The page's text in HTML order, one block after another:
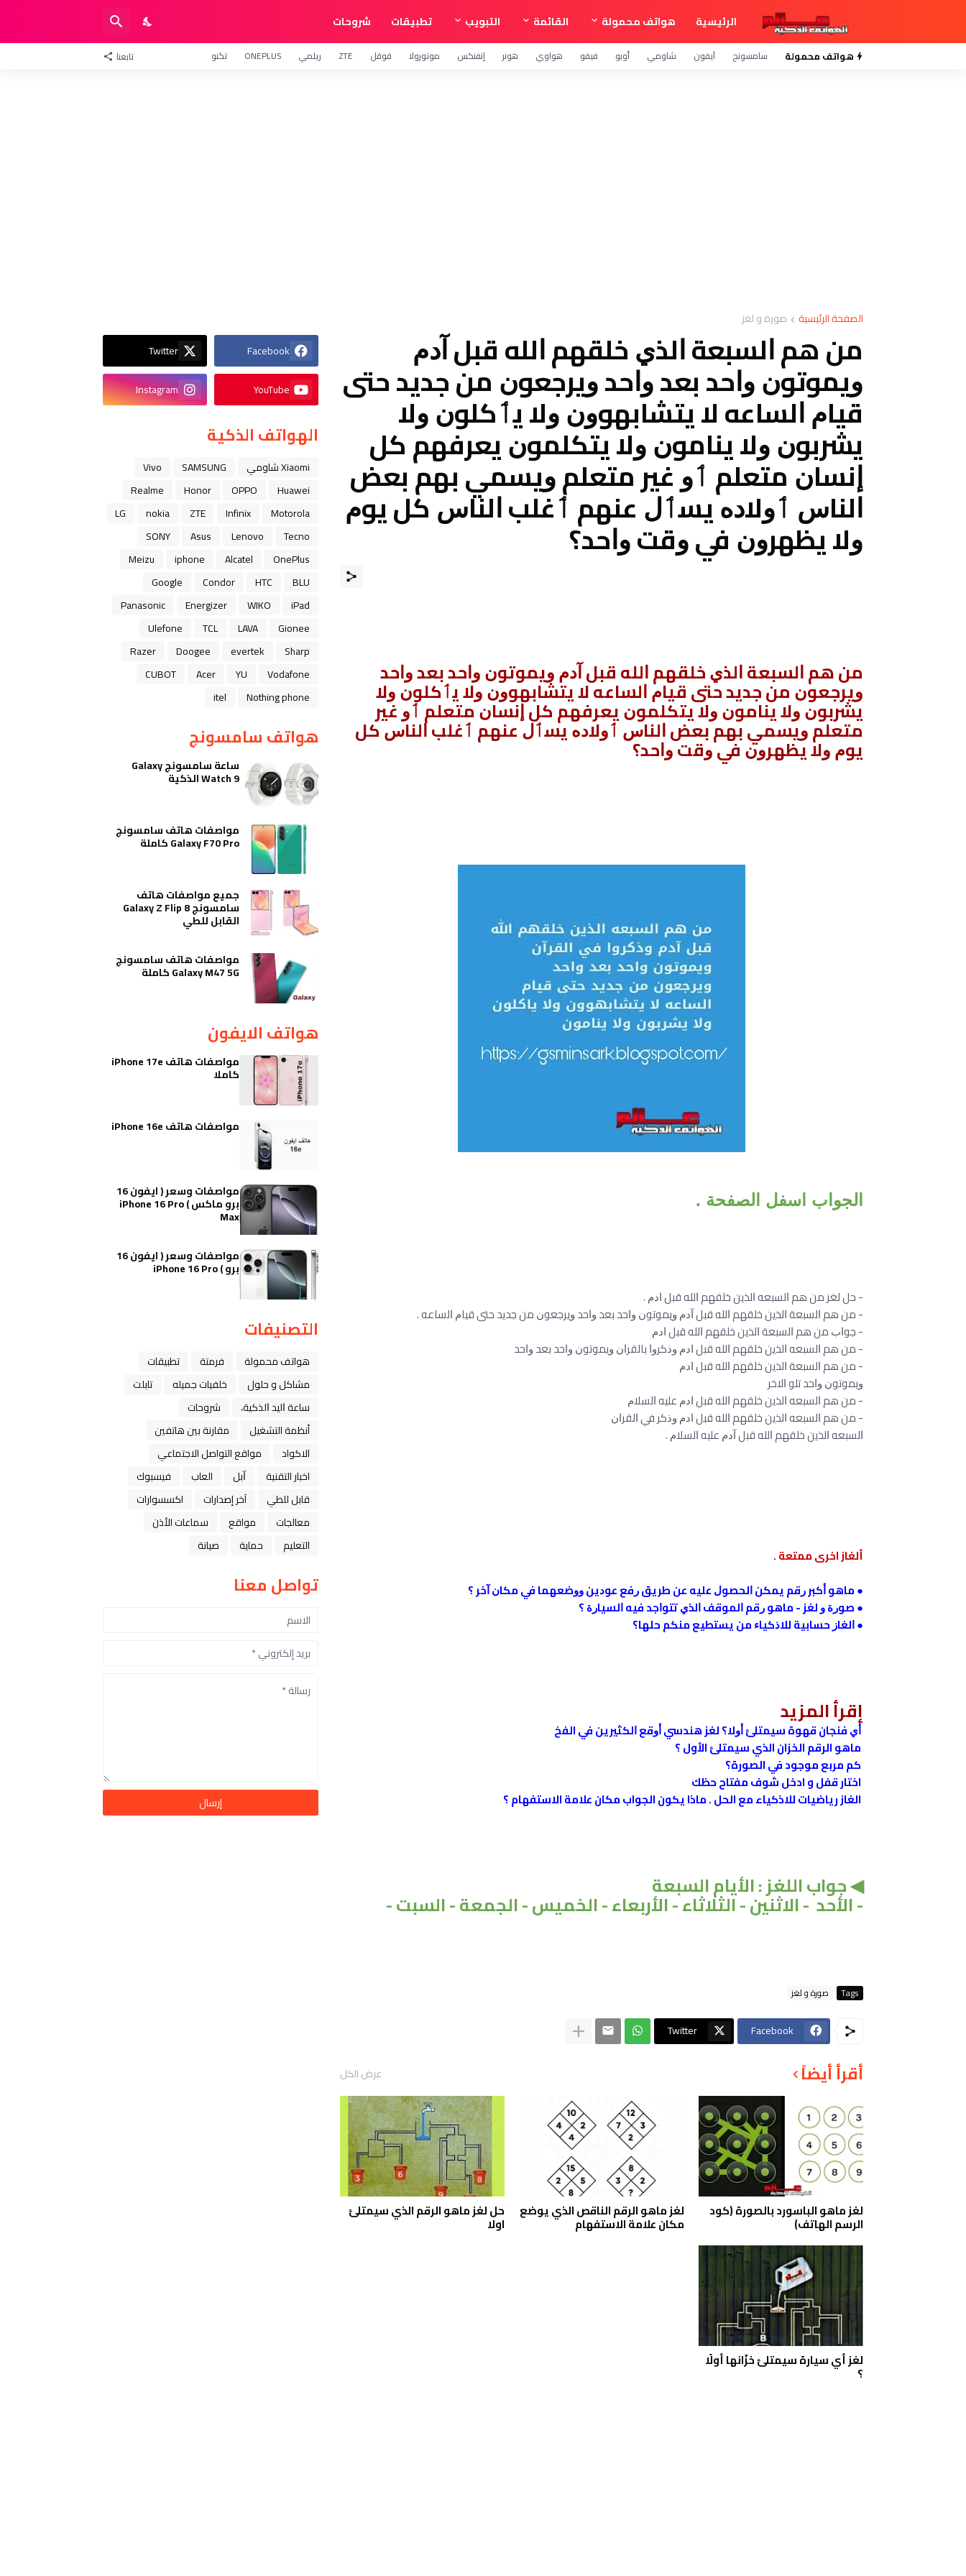
الرئيسية هواتف محمولة القائمة التبويب تطبيقات شروحات
هواتف محمولة سامسونج آيفون شاومي أوبو فيفو هواوي هونر إنفنكس موتورولا قوقل ZTE ريلمي ONEPLUS تكنو تابعنا
الصفحة الرئيسية صورة و لغز
ﻣﻦ ﻫﻢ ﺍﻟﺴﺒﻌﺔ ﺍﻟﺬﻱ ﺧﻠﻘﻬﻢ ﺍﻟﻠﻪ ﻗﺒﻞ ﺁﺩﻡ
ﻭﻳﻤﻮﺗﻮﻥ ﻭﺍﺣﺪ ﺑﻌﺪ ﻭﺍﺣﺪ ﻭﻳﺮﺟﻌﻮﻥ ﻣﻦ ﺟﺪﻳﺪ ﺣﺘﻰ
ﻗﻴﺎﻡ ﺍﻟﺴﺎﻋﻪ ﻻ ﻳﺘﺸﺎﺑﻬﻮﻭﻥ ﻭﻻ ﻳٲﻛﻠﻮﻥ ﻭﻻ
ﻳﺸﺮﺑﻮﻥ ﻭﻻ ﻳﻨﺎﻣﻮﻥ ﻭﻻ ﻳﺘﻜﻠﻤﻮﻥ ﻳﻌﺮﻓﻬﻢ ﻛﻞ
ﺇﻧﺴﺎﻥ ﻣﺘﻌﻠﻢ ٲﻭ ﻏﻴﺮ ﻣﺘﻌﻠﻢ ﻭﻳﺴﻤﻲ ﺑﻬﻢ ﺑﻌﺾ
ﺍﻟﻨﺎﺱ ٲﻭﻻﺩﻩ ﻳﺴٲﻝ ﻋﻨﻬﻢ ٲﻏﻠﺐ ﺍﻟﻨﺎﺱ ﻛﻞ ﻳﻮﻡ
ﻭﻻ ﻳﻈﻬﺮﻭﻥ ﻓﻲ ﻭﻗﺖ ﻭﺍﺣﺪ؟
ﻣﻦ ﻫﻢ ﺍﻟﺴﺒﻌﺔ ﺍﻟﺬﻱ ﺧﻠﻘﻬﻢ ﺍﻟﻠﻪ ﻗﺒﻞ ﺁﺩﻡ ﻭﻳﻤﻮﺗﻮﻥ ﻭﺍﺣﺪ ﺑﻌﺪ ﻭﺍﺣﺪ
ﻭﻳﺮﺟﻌﻮﻥ ﻣﻦ ﺟﺪﻳﺪ ﺣﺘﻰ ﻗﻴﺎﻡ ﺍﻟﺴﺎﻋﻪ ﻻ ﻳﺘﺸﺎﺑﻬﻮﻭﻥ ﻭﻻ ﻳٲﻛﻠﻮﻥ ﻭﻻ
ﻳﺸﺮﺑﻮﻥ ﻭﻻ ﻳﻨﺎﻣﻮﻥ ﻭﻻ ﻳﺘﻜﻠﻤﻮﻥ ﻳﻌﺮﻓﻬﻢ ﻛﻞ ﺇﻧﺴﺎﻥ ﻣﺘﻌﻠﻢ ٲﻭ ﻏﻴﺮ
ﻣﺘﻌﻠﻢ ﻭﻳﺴﻤﻲ ﺑﻬﻢ ﺑﻌﺾ ﺍﻟﻨﺎﺱ ٲﻭﻻﺩﻩ ﻳﺴٲﻝ ﻋﻨﻬﻢ ٲﻏﻠﺐ ﺍﻟﻨﺎﺱ ﻛﻞ
ﻳﻮﻡ ﻭﻻ ﻳﻈﻬﺮﻭﻥ ﻓﻲ ﻭﻗﺖ ﻭﺍﺣﺪ؟
الجواب اسفل الصفحة .
- ﺣﻞ ﻟﻐﺰ ﻣﻦ ﻫﻢ ﺍﻟﺴﺒﻌﻪ ﺍﻟﺬﻳﻦ ﺧﻠﻘﻬﻢ ﺍﻟﻠﻪ ﻗﺒﻞ ﺍﺩﻡ .
- ﻣﻦ ﻫﻢ ﺍﻟﺴﺒﻌﺔ ﺍﻟﺬﻳﻦ ﺧﻠﻘﻬﻢ ﺍﻟﻠﻪ ﻗﺒﻞ ﺁﺩﻡ ﻭﻳﻤﻮﺗﻮﻥ ﻭﺍﺣﺪ ﺑﻌﺪ ﻭﺍﺣﺪ ﻭﻳﺮﺟﻌﻮﻥ ﻣﻦ ﺟﺪﻳﺪ ﺣﺘﻰ ﻗﻴﺎﻡ ﺍﻟﺴﺎﻋﻪ .
- ﺟﻮﺍﺏ ﻣﻦ ﻫﻢ ﺍﻟﺴﺒﻌﺔ ﺍﻟﺬﻳﻦ ﺧﻠﻘﻬﻢ ﺍﻟﻠﻪ ﻗﺒﻞ ﺍﺩﻡ
- ﻣﻦ ﻫﻢ ﺍﻟﺴﺒﻌﻪ ﺍﻟﺬﻳﻦ ﺧﻠﻘﻬﻢ ﺍﻟﻠﻪ ﻗﺒﻞ ﺍﺩﻡ ﻭﺫﻛﺮﻭﺍ ﺑﺎﻟﻘﺮﺍﻥ ﻭﻳﻤﻮﺗﻮﻥ ﻭﺍﺣﺪ ﺑﻌﺪ ﻭﺍﺣﺪ
- ﻣﻦ ﻫﻢ ﺍﻟﺴﺒﻌﺔ ﺍﻟﺬﻳﻦ ﺧﻠﻘﻬﻢ ﺍﻟﻠﻪ ﻗﺒﻞ ﺍﺩﻡ
ﻭﻳﻤﻮﺗﻮﻥ ﻭﺍﺣﺪ ﺗﻠﻮ ﺍﻻﺧﺮ
- ﻣﻦ ﻫﻢ ﺍﻟﺴﺒﻌﻪ ﺍﻟﺬﻳﻦ ﺧﻠﻘﻬﻢ ﺍﻟﻠﻪ ﻗﺒﻞ ﺍﺩﻡ ﻋﻠﻴﻪ ﺍﻟﺴﻼﻡ
- ﻣﻦ ﻫﻢ ﺍﻟﺴﺒﻌﻪ ﺍﻟﺬﻳﻦ ﺧﻠﻘﻬﻢ ﺍﻟﻠﻪ ﻗﺒﻞ ﺍﺩﻡ ﻭﺫﻛﺮ ﻓﻲ ﺍﻟﻘﺮﺍﻥ
ﺍﻟﺴﺒﻌﻪ ﺍﻟﺬﻳﻦ ﺧﻠﻘﻬﻢ ﺍﻟﻠﻪ ﻗﺒﻞ ﺁﺩﻡ ﻋﻠﻴﻪ ﺍﻟﺴﻼﻡ .
ألغاز اخرى ممتعة .
●ﻣﺎﻫﻮ ﺃﻛﺒﺮ ﺭﻗﻢ ﻳﻤﻜﻦ ﺍﻟﺤﺼﻮﻝ ﻋﻠﻴﻪ ﻋﻦ ﻃﺮﻳﻖ ﺭﻓﻊ ﻋﻮﺩﻳﻦ ﻭﻭﺿﻌﻬﻤﺎ ﻓﻲ ﻣﻜﺎﻥ ﺁﺧﺮ ؟
●ﺻﻮﺭﺓ ﻭ ﻟﻐﺰ - ﻣﺎﻫﻮ ﺭﻗﻢ ﺍﻟﻤﻮﻗﻒ ﺍﻟﺬﻱ ﺗﺘﻮﺍﺟﺪ ﻓﻴﻪ ﺍﻟﺴﻴﺎﺭﺓ ؟
●ﺍﻟﻐﺎﺯ ﺣﺴﺎﺑﻴﺔ ﻟﻼﺫﻛﻴﺎﺀ ﻣﻦ ﻳﺴﺘﻄﻴﻊ ﻣﻨﻜﻢ ﺣﻠﻬﺎ؟
إقرأ المزيد
ﺃﻱ فنجان قهوة ﺳﻴﻤﺘﻠﺊ ﺃﻭﻻ؟ ﻟﻐﺰ ﻫﻨﺪﺳﻲ ﺃﻭﻗﻊ ﺍﻟﻜﺜﻴﺮﻳﻦ ﻓﻲ الفخ
ماهو الرقم الخزان الذي سيمتلئ الأول ؟
كم مربع موجود في الصورة؟
اختار قفل و ادخل شوف مفتاح حظك
الغاز رياضيات للاذكياء مع الحل . ماذا يكون الجواب مكان علامة الاستفهام ؟
◀ جواب اللغز : الأيام السبعة
- الأحد - الاثنين - الثلاثاء - الأربعاء - الخميس - الجمعة - السبت -
Tags صورة و لغز
Facebook
Twitter
أقرأ أيضاً عرض الكل
لغز ماهو الباسورد بالصورة (كود
الرسم الهاتف)
لغز ماهو الرقم الناقص الذي يوضع
مكان علامة الاستفهام
حل لغز ماهو الرقم الذي سيمتلئ
اولا
لغز أي سيارة سيمتلئ خزّانها أولًا
؟
Facebook
Twitter
YouTube
Instagram
الهواتف الذكية
Xiaomi شاومي SAMSUNG
Vivo
Huawei
OPPO
Honor
Realme
Motorola
Infinix
ZTE
nokia
LG
Tecno
Lenovo
Asus
SONY
OnePlus
Alcatel
iphone
Meizu
BLU
HTC
Condor
Google
iPad
WIKO
Energizer
Panasonic
Gionee
LAVA
TCL
Ulefone
Sharp
evertek
Doogee
Razer
Vodafone
YU
Acer
CUBOT
Nothing phone
itel
هواتف سامسونج
ساعة سامسونج Galaxy
Watch 9 الذكية
مواصفات هاتف سامسونج
Galaxy F70 Pro كاملة
جميع مواصفات هاتف
سامسونج Galaxy Z Flip 8
القابل للطي
مواصفات هاتف سامسونج
Galaxy M47 5G كاملة
هواتف الايفون
مواصفات هاتف iPhone 17e
كاملا
مواصفات هاتف iPhone 16e
مواصفات وسعر ( ايفون 16
برو ماكس ) iPhone 16 Pro
Max
مواصفات وسعر ( ايفون 16
برو ) iPhone 16 Pro
التصنيفات
هواتف محمولة فرمتة
تطبيقات
مشاكل و حلول
خلفيات جميله
تابلت
ﺳﺎﻋﺔ ﺍﻟﻴﺪ ﺍﻟﺬﻛﻴﺔ،
شروحات
أنظمة التشغيل
مقارنة بين هاتفين
الاكواد
مواقع التواصل الاجتماعي
اخبار التقنية
ﺁﺑﻞ العاب
فيسبوك
قابل للطي
آخر إصدارات
اكسسوارات
معالجات
مواقع
سماعات الأذن
التعليم
حماية صيانة
تواصل معنا